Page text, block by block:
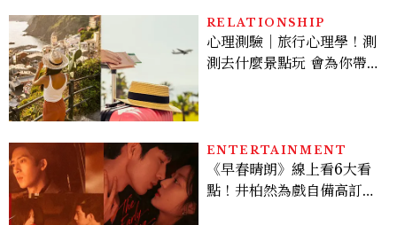
RELATIONSHIP
心理測驗｜旅行心理學！測
測去什麼景點玩 會為你帶來
ENTERTAINMENT
《早春晴朗》線上看6大看
點！井柏然為戲自備高訂，